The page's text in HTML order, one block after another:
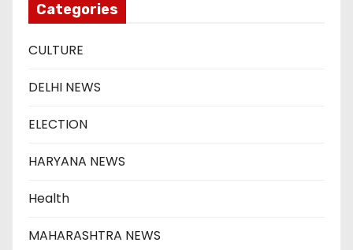
Categories
CULTURE
DELHI NEWS
ELECTION
HARYANA NEWS
Health
MAHARASHTRA NEWS